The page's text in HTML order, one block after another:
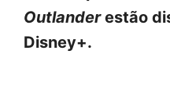
Outlanderestão
Disney+.